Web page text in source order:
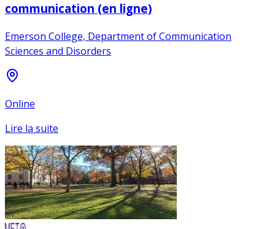
communication (en ligne)
Emerson College, Department of Communication
Sciences and Disorders
Online
Lire la suite